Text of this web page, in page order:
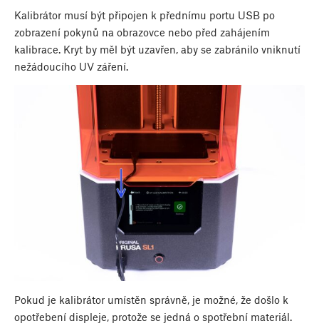
Kalibrátor musí být připojen k přednímu portu USB po
zobrazení pokynů na obrazovce nebo před zahájením
kalibrace. Kryt by měl být uzavřen, aby se zabránilo vniknutí
nežádoucího UV záření.
Pokud je kalibrátor umístěn správně, je možné, že došlo k
opotřebení displeje, protože se jedná o spotřební materiál.